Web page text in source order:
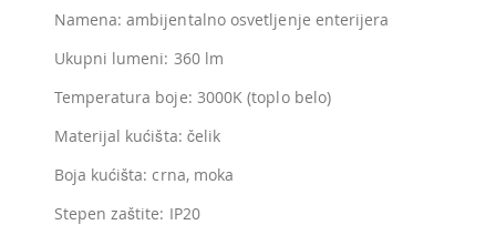
Namena: ambijentalno osvetljenje enterijera
Ukupni lumeni: 360 lm
Temperatura boje: 3000K (toplo belo)
Materijal kućišta: čelik
Boja kućišta: crna, moka
Stepen zaštite: IP20